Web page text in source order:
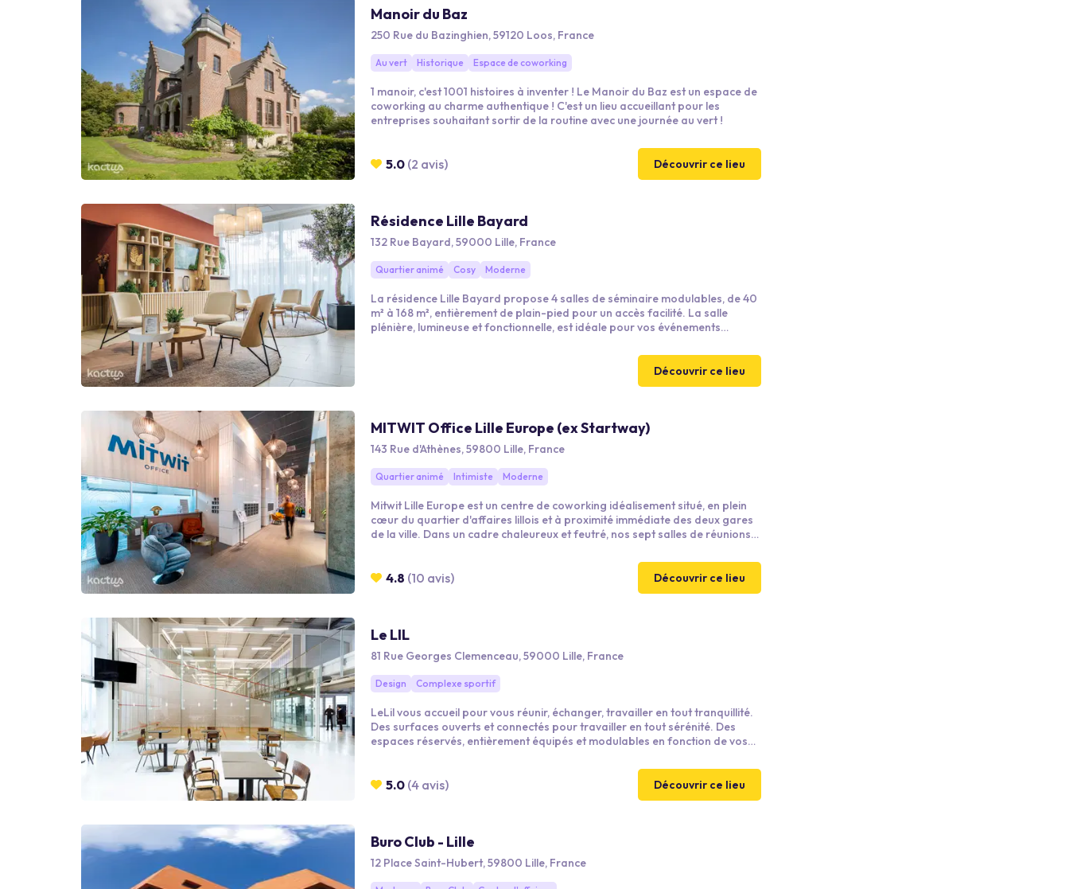
Manoir du Baz
250 Rue du Bazinghien, 59120 Loos, France
Au vert Historique Espace de coworking
1 manoir, c'est 1001 histoires à inventer ! Le Manoir du Baz est un espace de
coworking au charme authentique ! C'est un lieu accueillant pour les
entreprises souhaitant sortir de la routine avec une journée au vert !
5.0 (2 avis) Découvrir ce lieu
Résidence Lille Bayard
132 Rue Bayard, 59000 Lille, France
Quartier animé Cosy Moderne
La résidence Lille Bayard propose 4 salles de séminaire modulables, de 40
m² à 168 m², entièrement de plain-pied pour un accès facilité. La salle
plénière, lumineuse et fonctionnelle, est idéale pour vos événements
transforme en trois espaces distincts pour s’adapter à tous vos formats.
La bibliothèque, plus intimiste, offre un cadre cosy et propice à la
concentration pour vos réunions et sessions de travail.
Découvrir ce lieu
MITWIT Office Lille Europe (ex Startway)
143 Rue d'Athènes, 59800 Lille, France
Quartier animé Intimiste Moderne
Mitwit Lille Europe est un centre de coworking idéalisement situé, en plein
cœur du quartier d'affaires lillois et à proximité immédiate des deux gares
de la ville. Dans un cadre chaleureux et feutré, nos sept salles de réunions
autre événement professionnel. Fonctionnel et pratique, notre site est
conçu pour vous permettre de collaborer et d’échanger dans les meilleures
4.8 (10 avis) Découvrir ce lieu
Le LIL
81 Rue Georges Clemenceau, 59000 Lille, France
Design Complexe sportif
LeLil vous accueil pour vous réunir, échanger, travailler en tout tranquillité.
Des surfaces ouverts et connectés pour travailler en tout sérénité. Des
espaces réservés, entièrement équipés et modulables en fonction de vos
vous pourrez vous restauré autour d'un bon plat préparer en partenariat
avec nos traiteur, mais aussi autour d'un verre où bien regarder un
5.0 (4 avis) Découvrir ce lieu
Buro Club - Lille
12 Place Saint-Hubert, 59800 Lille, France